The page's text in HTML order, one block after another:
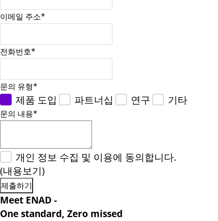
이메일 주소*
전화번호*
문의 유형*
제품 도입 파트너십 연구 기타
문의 내용*
개인 정보 수집 및 이용에 동의합니다.
(내용보기)
Meet ENAD -
One standard, Zero missed​